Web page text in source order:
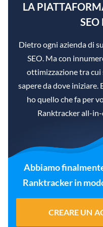
LA
SEO
Dietro ogni azienda di
SEO. Ma con
ottimizzazione tra cui
sapere da dove iniziare.
ho quello che fa per
Ranktracker all-in-
Abbiamo
Ranktracker in
CREARE UN